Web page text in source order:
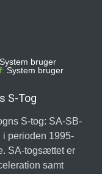
System bruger
System bruger
S-Tog
S-tog: SA-SB-
perioden 1995-
SA-togsættet er
samt